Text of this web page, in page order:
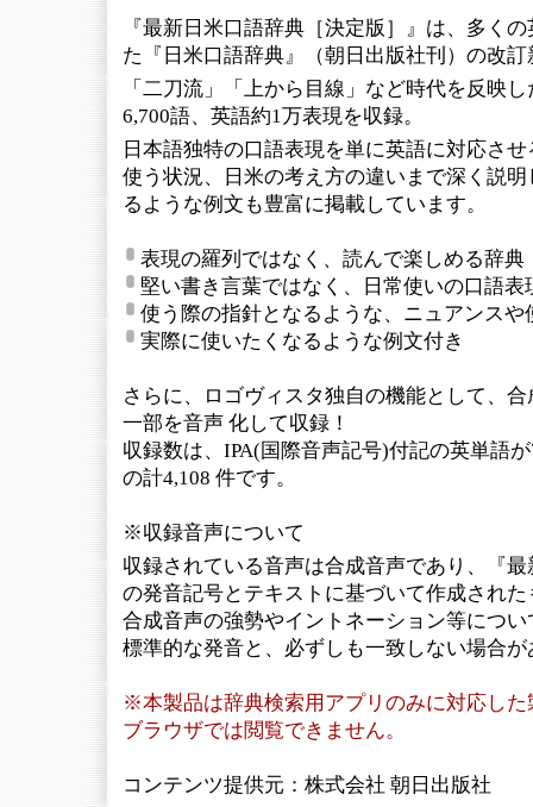
『最新日米口語辞典［決定版］』は、多く
た『日米口語辞典』（朝日出版社刊）の改
「二刀流」「上から目線」など時代を反映
6,700語、英語約1万表現を収録。
日本語独特の口語表現を単に英語に対応さ
使う状況、日米の考え方の違いまで深く説
るような例文も豊富に掲載しています。
表現の羅列ではなく、読んで楽しめる辞典
堅い書き言葉ではなく、日常使いの口語表
使う際の指針となるような、ニュアンスや
実際に使いたくなるような例文付き
さらに、ロゴヴィスタ独自の機能として、
一部を音声 化して収録！
収録数は、IPA(国際音声記号)付記の英単語
の計4,108 件です。
※収録音声について
収録されている音声は合成音声であり、『
の発音記号とテキストに基づいて作成された
合成音声の強勢やイントネーション等につ
標準的な発音と、必ずしも一致しない場合が
※本製品は辞典検索用アプリのみに対応し
ブラウザでは閲覧できません。
コンテンツ提供元：株式会社 朝日出版社